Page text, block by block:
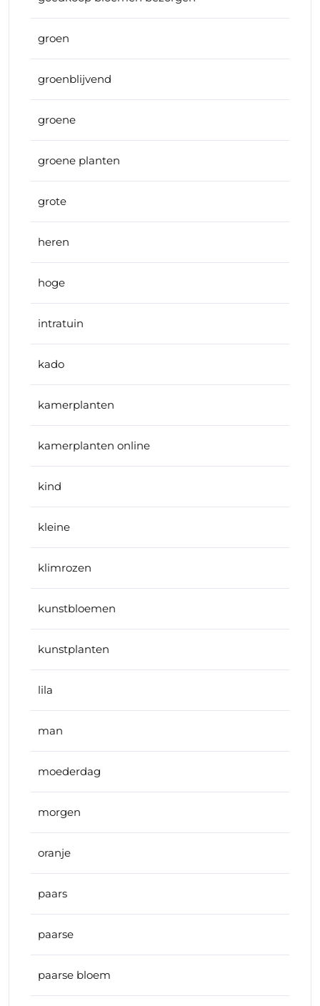
groen
groenblijvend
groene
groene planten
grote
heren
hoge
intratuin
kado
kamerplanten
kamerplanten online
kind
kleine
klimrozen
kunstbloemen
kunstplanten
lila
man
moederdag
morgen
oranje
paars
paarse
paarse bloem